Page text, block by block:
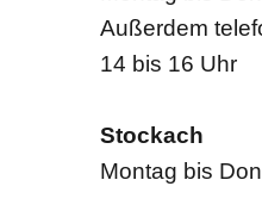
Außerdem
14 bis 16 Uhr
Stockach
Montag bis